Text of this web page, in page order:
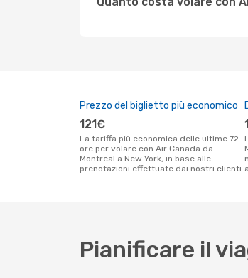
Prezzo del biglietto più economico
121€
La tariffa più economica delle ultime 72
ore per volare con Air Canada da
Montreal a New York, in base alle
prenotazioni effettuate dai nostri clienti.
La durata del
Pianificare il